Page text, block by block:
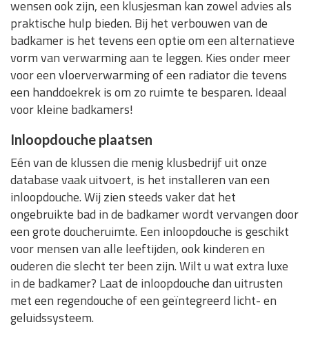
wensen ook zijn, een klusjesman kan zowel advies als
praktische hulp bieden. Bij het verbouwen van de
badkamer is het tevens een optie om een alternatieve
vorm van verwarming aan te leggen. Kies onder meer
voor een vloerverwarming of een radiator die tevens
een handdoekrek is om zo ruimte te besparen. Ideaal
voor kleine badkamers!
Inloopdouche plaatsen
Eén van de klussen die menig klusbedrijf uit onze
database vaak uitvoert, is het installeren van een
inloopdouche. Wij zien steeds vaker dat het
ongebruikte bad in de badkamer wordt vervangen door
een grote doucheruimte. Een inloopdouche is geschikt
voor mensen van alle leeftijden, ook kinderen en
ouderen die slecht ter been zijn. Wilt u wat extra luxe
in de badkamer? Laat de inloopdouche dan uitrusten
met een regendouche of een geïntegreerd licht- en
geluidssysteem.